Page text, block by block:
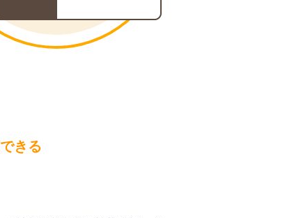
きる